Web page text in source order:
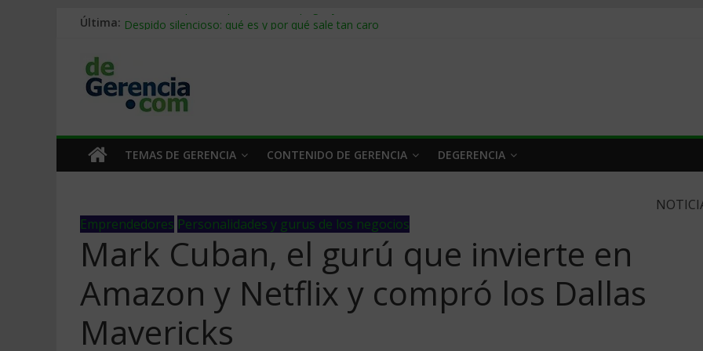
Última: Stablecoins para empresas: cómo pagar y cobrar en 2026
Trabajo forzoso en la cadena de suministro: qué hacer
Mercado hispano de EE. UU.: cómo segmentarlo y venderle
TEMAS DE GERENCIA CONTENIDO DE GERENCIA DEGERENCIA
Emprendedores Personalidades y gurus de los negocios
Mark Cuban, el gurú que invierte en
Amazon y Netflix y compró los Dallas
Mavericks